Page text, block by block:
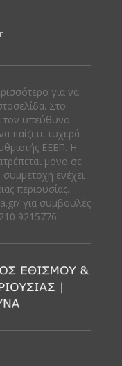
για να
Στο
τον υπεύθυνο
παίζετε τυχερά
ΕΕΕΠ. Η
μόνο σε
ενέχει
περιουσίας.
για συμβουλές
9215776.